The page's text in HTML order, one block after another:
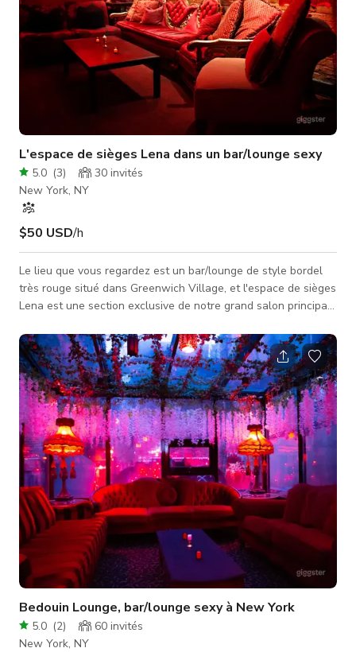
L'espace de sièges Lena dans un bar/lounge sexy
5.0 (3) 30 invités
New York, NY
$50 USD/h
Le lieu que vous regardez est un bar/lounge de style bordel
très rouge situé dans Greenwich Village, et l'espace de sièges
Lena est une section exclusive de notre grand salon principal.
personnes et comprend un canapé en velours rouge
surdimensionné et sexy, des chaises et une grande table
basse. L'accès au jardin est facile (ouvert toute l'année et
chauffé pendant les mois plus frais) et un service de cocktails
est disponi
Bedouin Lounge, bar/lounge sexy à New York
5.0 (2) 60 invités
New York, NY